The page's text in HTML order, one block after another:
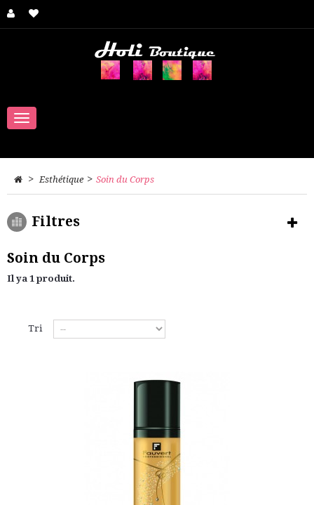
Navigation
> Esthétique > Soin du Corps
Filtres
Soin du Corps
Il ya 1 produit.
Tri